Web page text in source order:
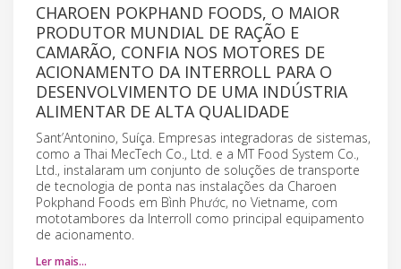
CHAROEN POKPHAND FOODS, O MAIOR
PRODUTOR MUNDIAL DE RAÇÃO E
CAMARÃO, CONFIA NOS MOTORES DE
ACIONAMENTO DA INTERROLL PARA O
DESENVOLVIMENTO DE UMA INDÚSTRIA
ALIMENTAR DE ALTA QUALIDADE
Sant’Antonino, Suíça. Empresas integradoras de sistemas,
como a Thai MecTech Co., Ltd. e a MT Food System Co.,
Ltd., instalaram um conjunto de soluções de transporte
de tecnologia de ponta nas instalações da Charoen
Pokphand Foods em Bình Phước, no Vietname, com
mototambores da Interroll como principal equipamento
de acionamento.
Ler mais…